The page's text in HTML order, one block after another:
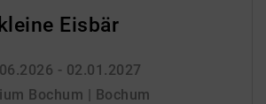
Eisbär
- 02.01.2027
Bochum | Bochum